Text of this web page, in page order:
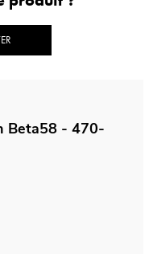
Beta58 - 470-